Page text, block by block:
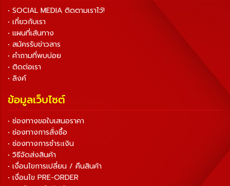
• SOCIAL MEDIA ติดตามเราไว้!
• เกี่ยวกับเรา
• แผนที่เส้นทาง
• สมัครรับข่าวสาร
• คำถามที่พบบ่อย
• ติดต่อเรา
• ลิงค์
ข้อมูลเว็บไซต์
• ช่องทางขอใบเสนอราคา
• ช่องทางการสั่งซื้อ
• ช่องทางการชำระเงิน
• วิธีจัดส่งสินค้า
• เงื่อนไขการเปลี่ยน / คืนสินค้า
• เงื่อนไข PRE-ORDER